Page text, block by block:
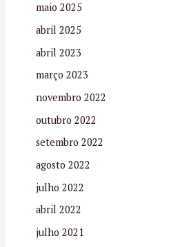
maio 2025
abril 2025
abril 2023
março 2023
novembro 2022
outubro 2022
setembro 2022
agosto 2022
julho 2022
abril 2022
julho 2021